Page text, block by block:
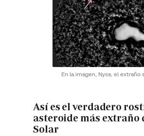
En la imagen, Nysa, el
Así es el verdadero
asteroide más extraño
Solar